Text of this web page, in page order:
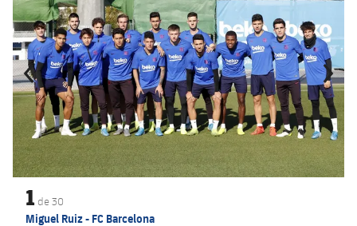
Jugadores
Fotos
Historia
Palmarés
Clasificaciones
Juvenil
Infantil
Alevín
Noticias
Atletismo
plusicon
más
Actualidad
Masculino
Femenino
Baloncesto en silla de ruedas
plusicon
más
Actualidad
Jugadores
Hockey sobre hielo
plusicon
más
Actualidad
Jugadores
Hockey hierba
plusicon
más
Noticias
Patinaje artístico
plusicon
más
1 de30
Miguel Ruiz - FC Barcelona